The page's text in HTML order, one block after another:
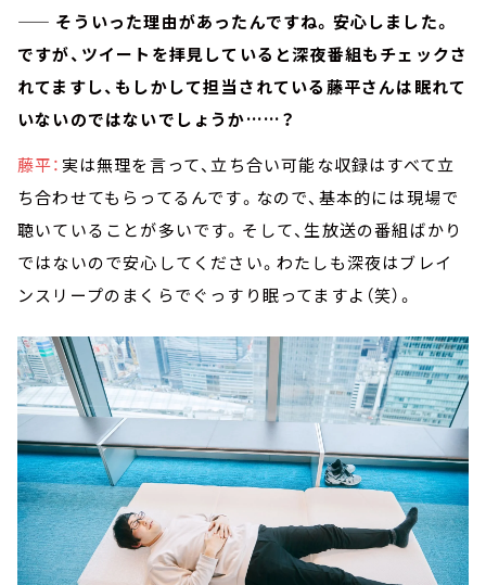
—— そういった理由があったんですね。安心しました。
ですが、ツイートを拝見していると深夜番組もチェックさ
れてますし、もしかして担当されている藤平さんは眠れて
いないのではないでしょうか……？
藤平： 実は無理を言って、立ち合い可能な収録はすべて立
ち合わせてもらってるんです。なので、基本的には現場で
聴いていることが多いです。そして、生放送の番組ばかり
ではないので安心してください。わたしも深夜はブレイ
ンスリープのまくらでぐっすり眠ってますよ（笑）。